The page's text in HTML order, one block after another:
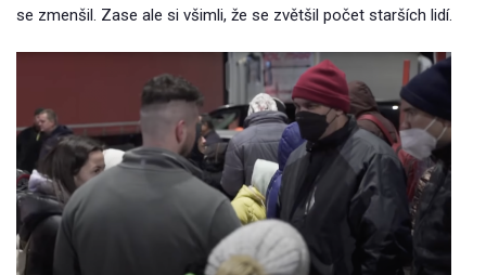
se zmenšil. Zase ale si všimli, že se zvětšil počet starších lidí.